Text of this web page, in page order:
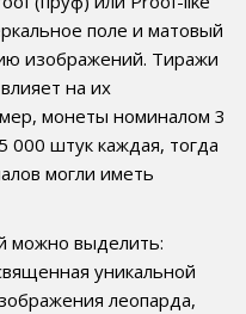
поле и матовый
изображений. Тиражи
на их
монеты номиналом 3
000 штук каждая, тогда
могли иметь
можно выделить:
уникальной
леопарда,